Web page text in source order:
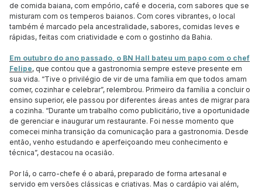
de comida baiana, com empório, café e doceria, com sabores que se
misturam com os temperos baianos. Com cores vibrantes, o local
também é marcado pela ancestralidade, sabores, comidas leves e
rápidas, feitas com criatividade e com o gostinho da Bahia.
Em outubro do ano passado, o BN Hall bateu um papo com o chef
Felipe, que contou que a gastronomia sempre esteve presente em
sua vida. “Tive o privilégio de vir de uma família em que todos amam
comer, cozinhar e celebrar”, relembrou. Primeiro da família a concluir o
ensino superior, ele passou por diferentes áreas antes de migrar para
a cozinha. “Durante um trabalho como publicitário, tive a oportunidade
de gerenciar e inaugurar um restaurante. Foi nesse momento que
comecei minha transição da comunicação para a gastronomia. Desde
então, venho estudando e aperfeiçoando meu conhecimento e
técnica”, destacou na ocasião.
Por lá, o carro-chefe é o abará, preparado de forma artesanal e
servido em versões clássicas e criativas. Mas o cardápio vai além,